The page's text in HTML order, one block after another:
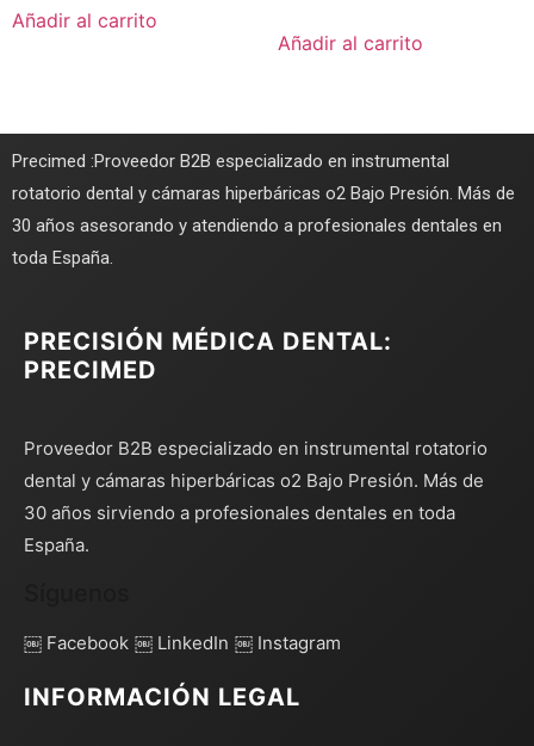
Añadir al carrito
Añadir al carrito
Precimed :Proveedor B2B especializado en instrumental
rotatorio dental y cámaras hiperbáricas o2 Bajo Presión. Más de
30 años asesorando y atendiendo a profesionales dentales en
toda España.
PRECISIÓN MÉDICA DENTAL:
PRECIMED
Proveedor B2B especializado en instrumental rotatorio
dental y cámaras hiperbáricas o2 Bajo Presión. Más de
30 años sirviendo a profesionales dentales en toda
España.
￼ Facebook ￼ LinkedIn ￼ Instagram
INFORMACIÓN LEGAL